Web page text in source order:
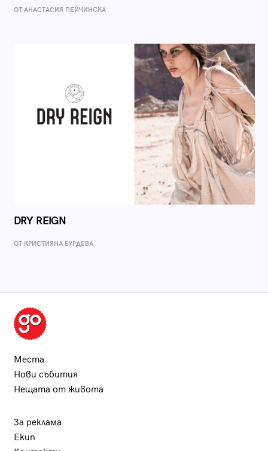
ОТ AНАСТАСИЯ ПЕЙЧИНСКА
DRY REIGN
ОТ КРИСТИЯНА БУРДЕВА
Места
Нови събития
Нещата от живота
За реклама
Екип